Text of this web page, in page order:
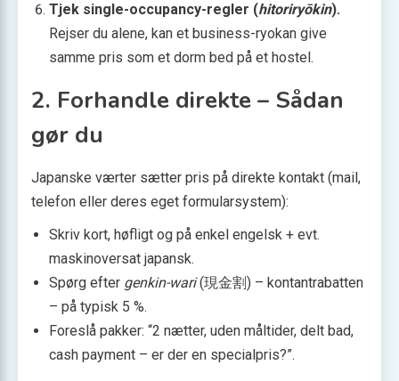
Tjek single-occupancy-regler (hitoriryōkin).
Rejser du alene, kan et business-ryokan give
samme pris som et dorm bed på et hostel.
2. Forhandle direkte – Sådan
gør du
Japanske værter sætter pris på direkte kontakt (mail,
telefon eller deres eget formularsystem):
Skriv kort, høfligt og på enkel engelsk + evt.
maskinoversat japansk.
Spørg efter genkin-wari(現金割) – kontantrabatten
– på typisk 5 %.
Foreslå pakker: “2 nætter, uden måltider, delt bad,
cash payment – er der en specialpris?”.